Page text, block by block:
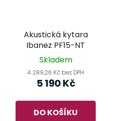
Akustická kytara
Ibanez PF15-NT
Skladem
4 289,26 Kč bez DPH
5 190 Kč
DO KOŠÍKU